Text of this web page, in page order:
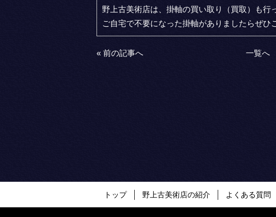
野上古美術店は、掛軸の買い取り（買取）も行
ご自宅で不要になった掛軸がありましたらぜひ
« 前の記事へ 一覧へ
トップ 野上古美術店の紹介 よくある質問